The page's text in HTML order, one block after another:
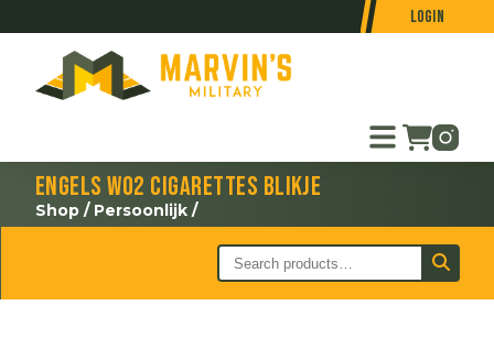
Login
Engels WO2 cigarettes blikje
Shop / Persoonlijk /